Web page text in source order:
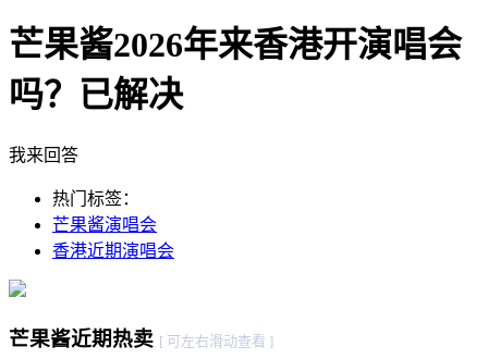
芒果酱2026年来香港开演唱会
吗？ 已解决
我来回答
热门标签：
芒果酱演唱会
香港近期演唱会
芒果酱近期热卖 [ 可左右滑动查看 ]